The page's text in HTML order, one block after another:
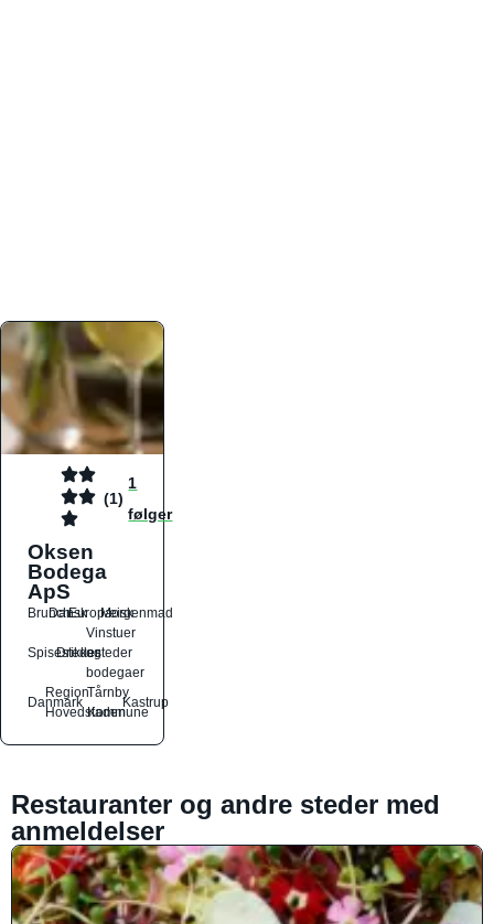
(1)
1
følger
Oksen
Bodega
ApS
Brunch
DanskEuropæiskMorgenmad
Spisesteder
Drikkesteder
Vinstuer
og
bodegaer
Danmark
Region
Hovedstaden
Tårnby
Kommune
Kastrup
Restauranter og andre steder med
anmeldelser